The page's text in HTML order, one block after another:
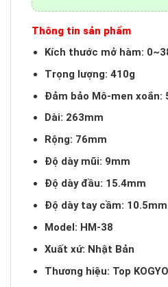
Thông tin sản phẩm
Kích thước mở hàm:
Trọng lượng: 410g
Đảm bảo Mô-men xoắn:
Dài: 263mm
Rộng: 76mm
Độ dày mũi: 9mm
Độ dày đầu: 15.4mm
Độ dày tay cầm: 10.5mm
Model: HM-38
Xuất xứ: Nhật Bản
Thương hiệu: Top KOGYO